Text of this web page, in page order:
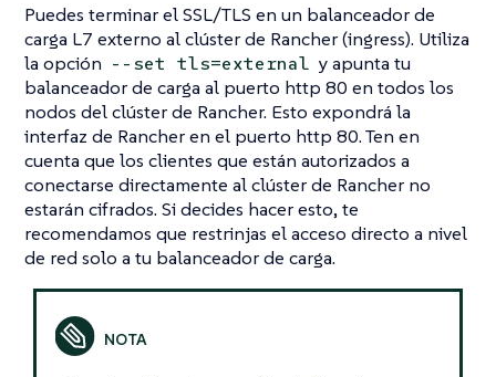
Puedes terminar el SSL/TLS en un balanceador de
carga L7 externo al clúster de Rancher (ingress). Utiliza
la opción --set tls=external y apunta tu
balanceador de carga al puerto http 80 en todos los
nodos del clúster de Rancher. Esto expondrá la
interfaz de Rancher en el puerto http 80. Ten en
cuenta que los clientes que están autorizados a
conectarse directamente al clúster de Rancher no
estarán cifrados. Si decides hacer esto, te
recomendamos que restrinjas el acceso directo a nivel
de red solo a tu balanceador de carga.